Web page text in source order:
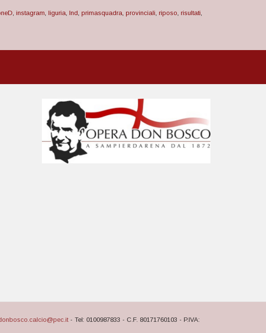
instagram liguria lnd primasquadra provinciali riposo risultati
- Tel: 0100987833 - C.F. 80171760103 - P.IVA: